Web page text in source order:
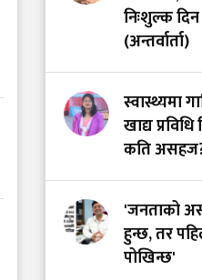
निःशुल्क
(अन्तर्वार्ता)
स्वास्थ्यमा
खाद्य
कति असहज?
'जनताको
हुन्छ, तर
पोखिन्छ'